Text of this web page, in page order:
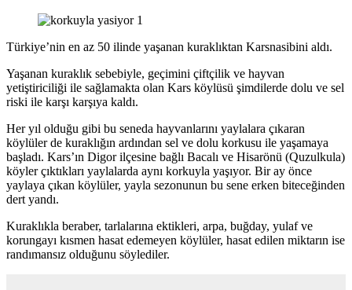
Türkiye’nin en az 50 ilinde yaşanan kuraklıktan Karsnasibini aldı.
Yaşanan kuraklık sebebiyle, geçimini çiftçilik ve hayvan
yetiştiriciliği ile sağlamakta olan Kars köylüsü şimdilerde dolu ve sel
riski ile karşı karşıya kaldı.
Her yıl olduğu gibi bu seneda hayvanlarını yaylalara çıkaran
köylüler de kuraklığın ardından sel ve dolu korkusu ile yaşamaya
başladı. Kars’ın Digor ilçesine bağlı Bacalı ve Hisarönü (Quzulkula)
köyler çıktıkları yaylalarda aynı korkuyla yaşıyor. Bir ay önce
yaylaya çıkan köylüler, yayla sezonunun bu sene erken biteceğinden
dert yandı.
Kuraklıkla beraber, tarlalarına ektikleri, arpa, buğday, yulaf ve
korungayı kısmen hasat edemeyen köylüler, hasat edilen miktarın ise
randımansız olduğunu söylediler.